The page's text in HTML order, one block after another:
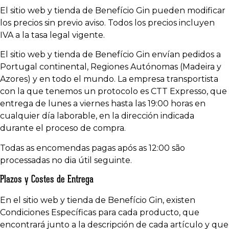
El sitio web y tienda de Benefício Gin pueden modificar
los precios sin previo aviso. Todos los precios incluyen
IVA a la tasa legal vigente.
El sitio web y tienda de Benefício Gin envían pedidos a
Portugal continental, Regiones Autónomas (Madeira y
Azores) y en todo el mundo. La empresa transportista
con la que tenemos un protocolo es CTT Expresso, que
entrega de lunes a viernes hasta las 19:00 horas en
cualquier día laborable, en la dirección indicada
durante el proceso de compra.
Todas as encomendas pagas após as 12:00 são
processadas no dia útil seguinte.
Plazos y Costes de Entrega
En el sitio web y tienda de Benefício Gin, existen
Condiciones Específicas para cada producto, que
encontrará junto a la descripción de cada artículo y que